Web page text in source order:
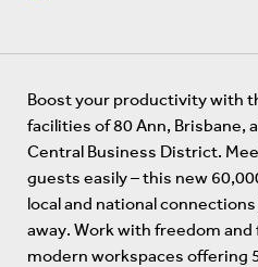
Boost your productivity with
facilities of 80 Ann, Brisbane,
Central Business District.
guests easily – this new
local and national
away. Work with freedom
modern workspaces offering